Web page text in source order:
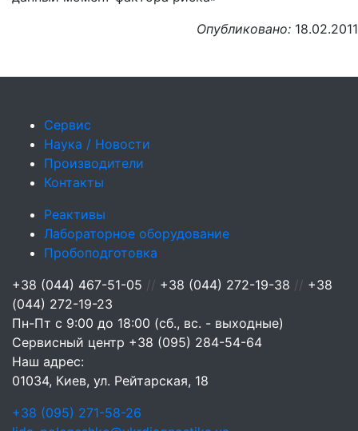
Опубликовано: 18.02.2011
Сервис
Наука / Новости
Производители
Контакты
Реактивы
Лабораторное оборудование
Пробоподготовка
+38 (044) 467-51-05 // +38 (044) 272-19-38 // +38
(044) 272-19-23
Пн-Пт с 9:00 до 18:00 (сб., вс. - выходные)
Сервисный центр +38 (095) 284-54-64
Наш адрес:
01034, Киев, ул. Рейтарская, 18
+38 (095) 271-58-26